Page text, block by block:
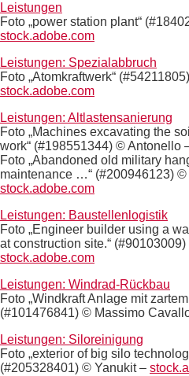
Leistungen
Foto „power station plant“
stock.adobe.com
Leistungen: Spezialabbruch
Foto „Atomkraftwerk“
stock.adobe.com
Leistungen: Altlastensanierung
Foto „Machines excavating the
work“ (#198551344) © Antonello
Foto „Abandoned old military
maintenance …“ (#200946123) ©
stock.adobe.com
Leistungen: Baustellenlogistik
Foto „Engineer builder using a
at construction site.“
stock.adobe.com
Leistungen: Windrad-Rückbau
Foto „Windkraft Anlage mit
(#101476841) © Massimo
Leistungen: Siloreinigung
Foto „exterior of big silo
(#205328401) © Yanukit –